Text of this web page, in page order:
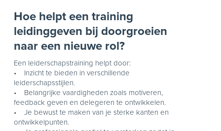
Hoe helpt een training
leidinggeven bij doorgroeien
naar een nieuwe rol?
Een leiderschapstraining helpt door:
• Inzicht te bieden in verschillende
leiderschapsstijlen.
• Belangrijke vaardigheden zoals motiveren,
feedback geven en delegeren te ontwikkelen.
• Je bewust te maken van je sterke kanten en
ontwikkelpunten.